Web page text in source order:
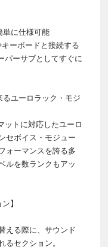
単に仕様可能
ーボードと接続する
パーサブとしてすぐに
ユーロラック・モジ
ットに対応したユーロ
セボイス・モジュー
ォーマンスを誇る多
ルを数ランクもアッ
】
える際に、サウンド
るセクション。